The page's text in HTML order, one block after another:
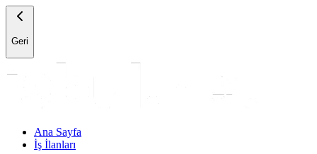
Geri
Ana Sayfa
İş İlanları